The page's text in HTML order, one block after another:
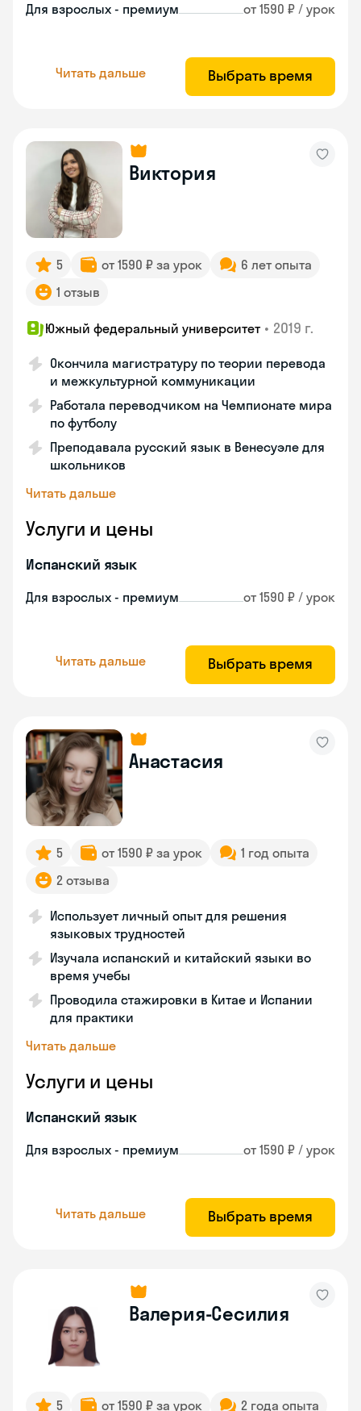
Для взрослых - премиум от 1590 ₽ / урок
Читать дальше Выбрать время
Виктория
5 от 1590 ₽ за урок
6 лет опыта
1 отзыв
Южный федеральный университет • 2019 г.
Окончила магистратуру по теории перевода
и межкультурной коммуникации
Работала переводчиком на Чемпионате мира
по футболу
Преподавала русский язык в Венесуэле для
школьников
Читать дальше
Услуги и цены
Испанский язык
Для взрослых - премиум от 1590 ₽ / урок
Читать дальше Выбрать время
Анастасия
5 от 1590 ₽ за урок
1 год опыта
2 отзыва
Использует личный опыт для решения
языковых трудностей
Изучала испанский и китайский языки во
время учебы
Проводила стажировки в Китае и Испании
для практики
Читать дальше
Услуги и цены
Испанский язык
Для взрослых - премиум от 1590 ₽ / урок
Читать дальше Выбрать время
Валерия-Сесилия
5 от 1590 ₽ за урок 2 года опыта